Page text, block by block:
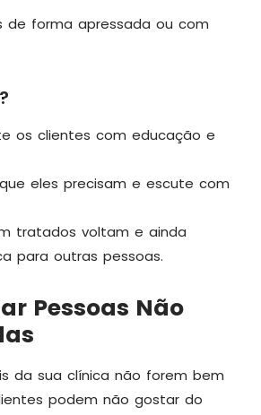
de forma apressada ou com
os clientes com educação e
eles precisam e escute com
tratados voltam e ainda
para outras pessoas.
Pessoas Não
da sua clínica não forem bem
podem não gostar do